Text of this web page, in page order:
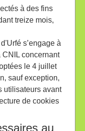
à des fins
treize mois,
s’engage à
concernant
le 4 juillet
sauf exception,
utilisateurs avant
de cookies
au